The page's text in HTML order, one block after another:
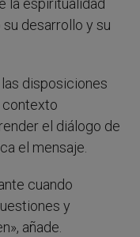
la espiritualidad
desarrollo y su
disposiciones
contexto
el diálogo de
el mensaje.
cuando
y
añade.